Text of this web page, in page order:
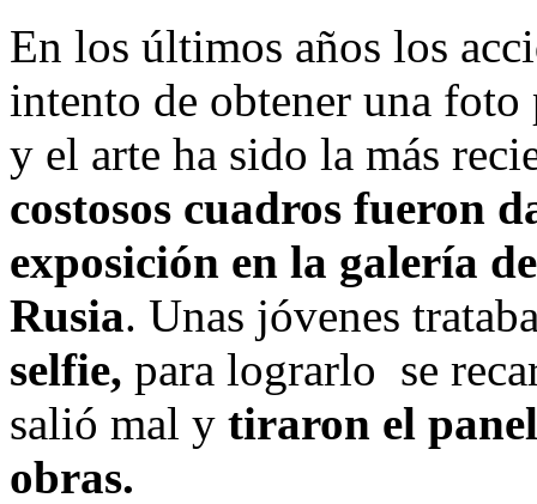
En los últimos años los
intento de obtener una foto
y el arte ha sido la más
costosos cuadros fueron
exposición en la galería
Rusia. Unas jóvenes
selfie, para lograrlo se
salió mal y tiraron el
obras.